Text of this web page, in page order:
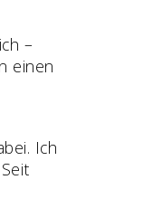
–
einen
Ich